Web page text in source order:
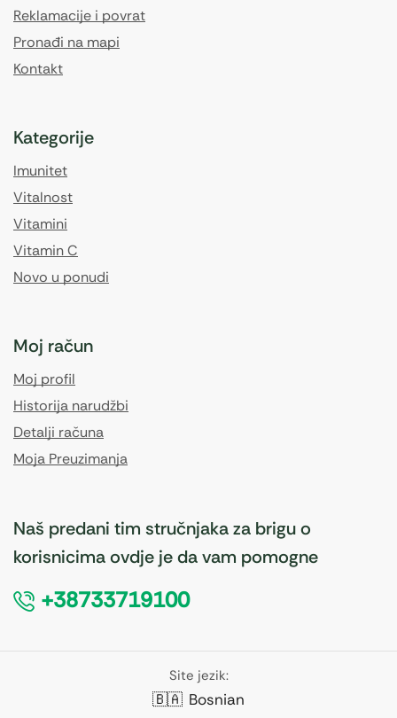
Reklamacije i povrat
Pronađi na mapi
Kontakt
Kategorije
Imunitet
Vitalnost
Vitamini
Vitamin C
Novo u ponudi
Moj račun
Moj profil
Historija narudžbi
Detalji računa
Moja Preuzimanja
Naš predani tim stručnjaka za brigu o
korisnicima ovdje je da vam pomogne
+38733719100
Site jezik:
🇧🇦 Bosnian